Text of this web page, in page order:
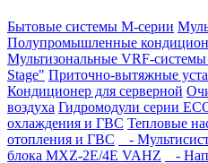
Бытовые системы M-серии
Полупромышленные
Мультизональные VRF-
Stage" Приточно-вытяжные
Кондиционер для серверной
воздуха Гидромодули серии
охлаждения и ГВС Тепловые
отопления и ГВС
-
блока MXZ-2E/4E VAHZ
-